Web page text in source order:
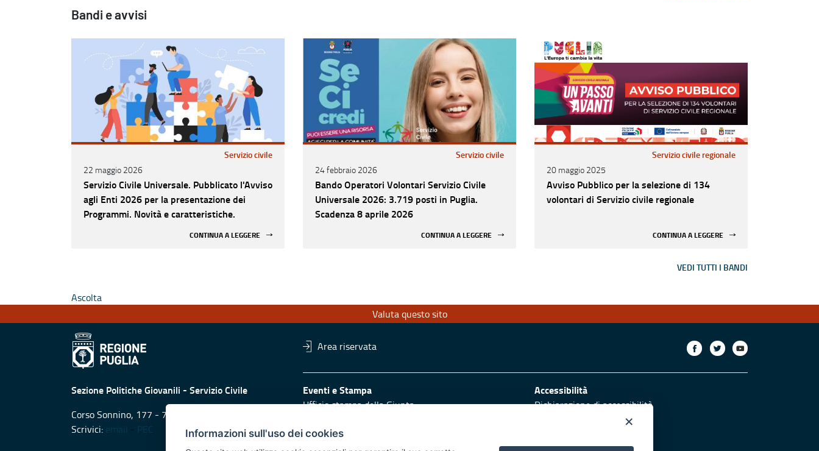
Bandi e avvisi
Servizio civile
22 maggio 2026
Servizio Civile Universale. Pubblicato l'Avviso
agli Enti 2026 per la presentazione dei
Programmi. Novità e caratteristiche.
CONTINUA A LEGGERE
Servizio civile
24 febbraio 2026
Bando Operatori Volontari Servizio Civile
Universale 2026: 3.719 posti in Puglia.
Scadenza 8 aprile 2026
CONTINUA A LEGGERE
Servizio civile regionale
20 maggio 2025
Avviso Pubblico per la selezione di 134
volontari di Servizio civile regionale
CONTINUA A LEGGERE
VEDI TUTTI I BANDI
Ascolta
Valuta questo sito
Area riservata
Sezione Politiche Giovanili - Servizio Civile
Corso Sonnino, 177 - 70121 (Ba)
Scrivici: email - PEC
Eventi e Stampa
Ufficio stampa della Giunta
Logo e identità regionale
Accessibilità
Dichiarazione di accessibilità
Obiettivi di accessibilità
×
Informazioni sull'uso dei cookies